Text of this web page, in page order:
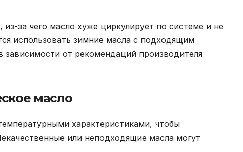
за чего масло хуже циркулирует по системе и не
использовать зимние масла с подходящим
от рекомендаций производителя
масло
характеристиками, чтобы
или неподходящие масла могут